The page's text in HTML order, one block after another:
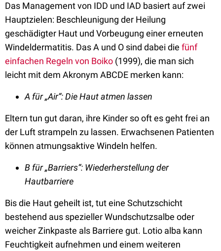
Das Management von IDD und IAD basiert auf zwei
Hauptzielen: Beschleunigung der Heilung
geschädigter Haut und Vorbeugung einer erneuten
Windeldermatitis. Das A und O sind dabei die fünf
einfachen Regeln von Boiko (1999), die man sich
leicht mit dem Akronym ABCDE merken kann:
A für „Air“: Die Haut atmen lassen
Eltern tun gut daran, ihre Kinder so oft es geht frei an
der Luft strampeln zu lassen. Erwachsenen Patienten
können atmungsaktive Windeln helfen.
B für „Barriers“: Wiederherstellung der
Hautbarriere
Bis die Haut geheilt ist, tut eine Schutzschicht
bestehend aus spezieller Wundschutzsalbe oder
weicher Zinkpaste als Barriere gut. Lotio alba kann
Feuchtigkeit aufnehmen und einem weiteren